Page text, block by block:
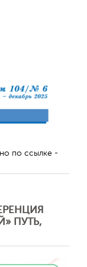
по ссылке -
ПУТЬ,